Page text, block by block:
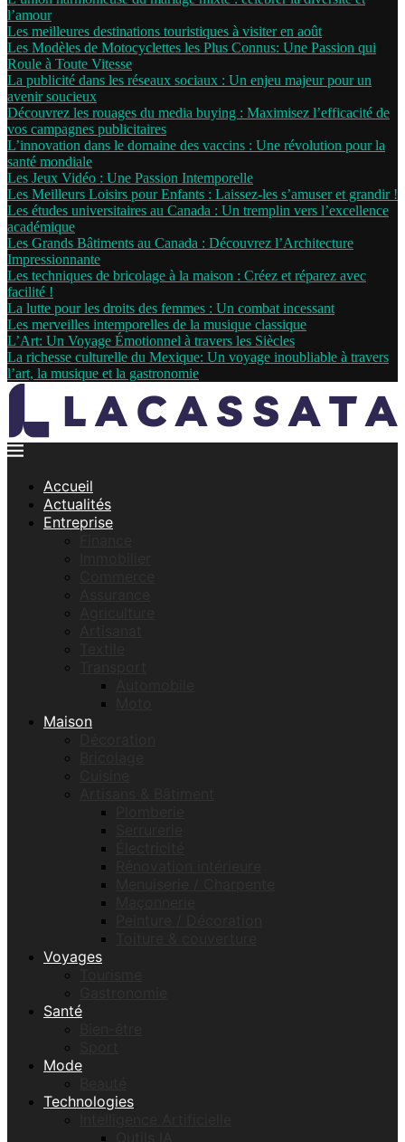
l’amour
Les meilleures destinations touristiques à visiter en août
Les Modèles de Motocyclettes les Plus Connus: Une Passion qui
Roule à Toute Vitesse
La publicité dans les réseaux sociaux : Un enjeu majeur pour un
avenir soucieux
Découvrez les rouages du media buying : Maximisez l’efficacité de
vos campagnes publicitaires
L’innovation dans le domaine des vaccins : Une révolution pour la
santé mondiale
Les Jeux Vidéo : Une Passion Intemporelle
Les Meilleurs Loisirs pour Enfants : Laissez-les s’amuser et grandir !
Les études universitaires au Canada : Un tremplin vers l’excellence
académique
Les Grands Bâtiments au Canada : Découvrez l’Architecture
Impressionnante
Les techniques de bricolage à la maison : Créez et réparez avec
facilité !
La lutte pour les droits des femmes : Un combat incessant
Les merveilles intemporelles de la musique classique
L’Art: Un Voyage Émotionnel à travers les Siècles
La richesse culturelle du Mexique: Un voyage inoubliable à travers
l’art, la musique et la gastronomie
Accueil
Actualités
Entreprise
Maison
Voyages
Santé
Mode
Technologies